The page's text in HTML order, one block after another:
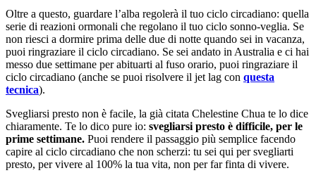
Oltre a questo, guardare l’alba regolerà il tuo ciclo circadiano: quella
serie di reazioni ormonali che regolano il tuo ciclo sonno-veglia. Se
non riesci a dormire prima delle due di notte quando sei in vacanza,
puoi ringraziare il ciclo circadiano. Se sei andato in Australia e ci hai
messo due settimane per abituarti al fuso orario, puoi ringraziare il
ciclo circadiano (anche se puoi risolvere il jet lag con questa
tecnica).
Svegliarsi presto non è facile, la già citata Chelestine Chua te lo dice
chiaramente. Te lo dico pure io: svegliarsi presto è difficile, per le
prime settimane. Puoi rendere il passaggio più semplice facendo
capire al ciclo circadiano che non scherzi: tu sei qui per svegliarti
presto, per vivere al 100% la tua vita, non per far finta di vivere.